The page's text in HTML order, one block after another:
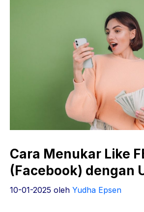
Cara Menukar Like
(Facebook) dengan
10-01-2025 oleh Yudha Epsen